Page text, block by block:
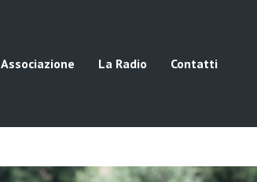
Associazione La Radio Contatti